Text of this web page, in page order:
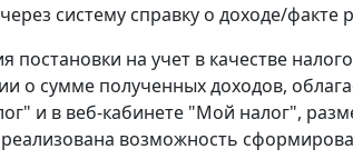
систему справку о доходе/факте
постановки на учет в качестве
о сумме полученных доходов,
и в веб-кабинете "Мой налог",
возможность